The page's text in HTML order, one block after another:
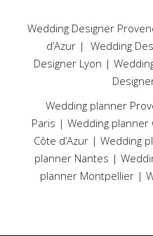
Wedding Designer
d’Azur | Wedding
Designer Lyon |
Wedding planner
Paris | Wedding planner
Côte d’Azur| Wedding
planner Nantes |
planner Montpellier|